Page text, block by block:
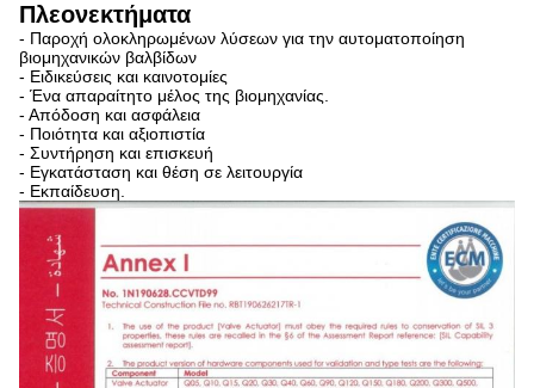
Πλεονεκτήματα
- Παροχή ολοκληρωμένων λύσεων για την αυτοματοποίηση
βιομηχανικών βαλβίδων
- Ειδικεύσεις και καινοτομίες
- Ένα απαραίτητο μέλος της βιομηχανίας.
- Απόδοση και ασφάλεια
- Ποιότητα και αξιοπιστία
- Συντήρηση και επισκευή
- Εγκατάσταση και θέση σε λειτουργία
- Εκπαίδευση.